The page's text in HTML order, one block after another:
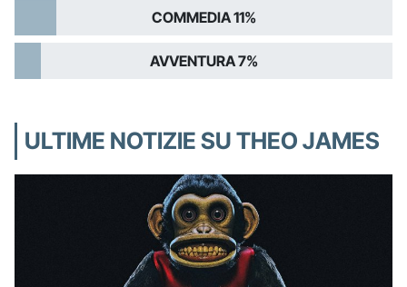
COMMEDIA 11%
AVVENTURA 7%
ULTIME NOTIZIE SU THEO JAMES